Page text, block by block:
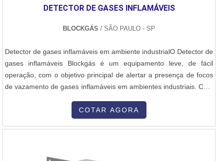
DETECTOR DE GASES INFLAMÁVEIS
BLOCKGÁS / SÃO PAULO - SP
Detector de gases inflamáveis em ambiente industrialO Detector de
gases inflamáveis Blockgás é um equipamento leve, de fácil
operação, com o objetivo principal de alertar a presença de focos
de vazamento de gases inflamáveis em ambientes industriais. Com
estará adequado aos procedimentos de contenção de vazamento
COTAR AGORA